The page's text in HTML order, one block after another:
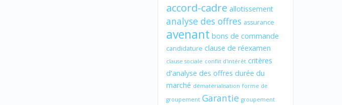
accord-cadre allotissement
analyse des offres assurance
avenant bons de commande
candidature clause de réexamen
clause sociale conflit d'intérêt critères
d'analyse des offres durée du
marché dématérialisation forme de
groupement Garantie groupement